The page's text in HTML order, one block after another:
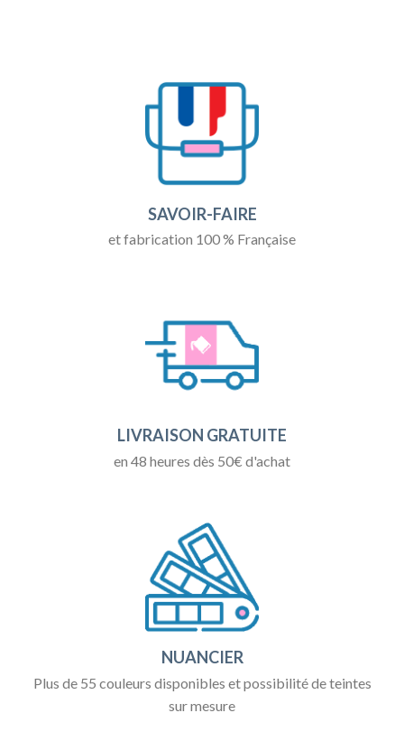
SAVOIR-FAIRE
et fabrication 100 % Française
LIVRAISON GRATUITE
en 48 heures dès 50€ d'achat
NUANCIER
Plus de 55 couleurs disponibles et possibilité de teintes
sur mesure